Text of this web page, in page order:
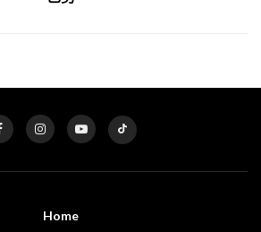
Home